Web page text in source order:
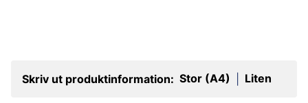
Skriv ut produktinformation: Stor (A4) Liten